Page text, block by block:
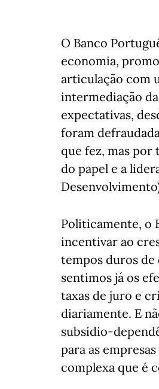
O Banco
economia,
articulação com
intermediação
expectativas,
foram
que fez, mas por
do papel e a
Politicamente, o
incentivar ao
tempos duros de
sentimos já os
taxas de juro e
diariamente. E
subsídio-
para as
complexa que é